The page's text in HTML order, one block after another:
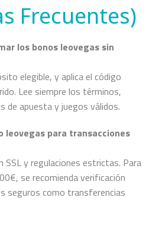
Frecuentes)
los bonos leovegas sin
elegible, y aplica el código
Lee siempre los términos,
de apuesta y juegos válidos.
leovegas para transacciones
SSL y regulaciones estrictas. Para
se recomienda verificación
seguros como transferencias